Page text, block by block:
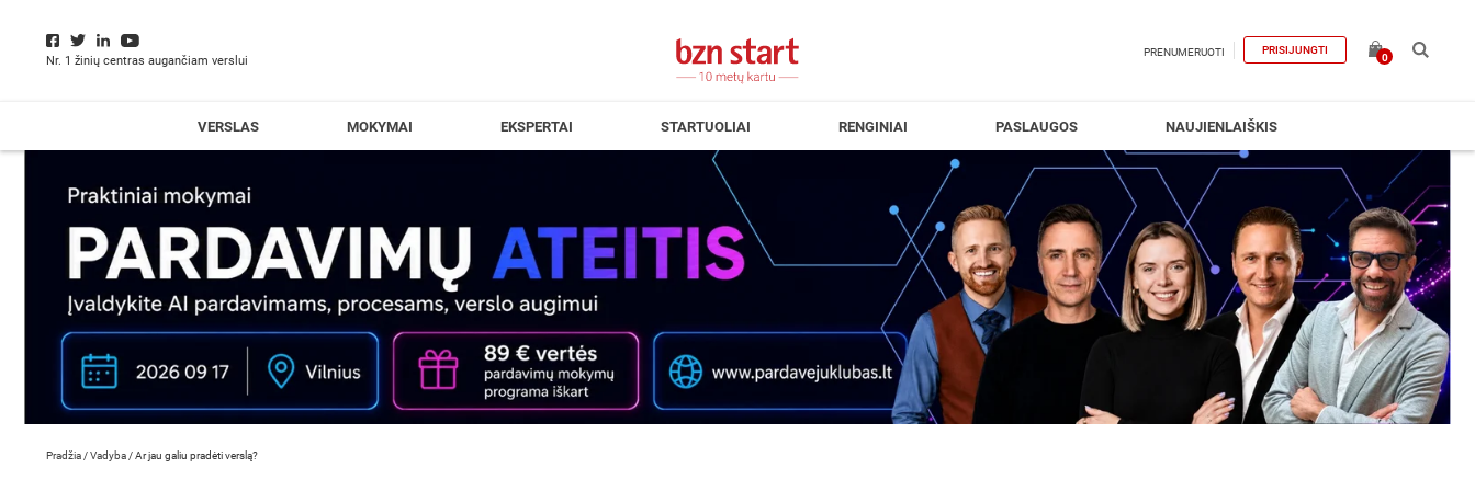
Nr. 1 žinių centras augančiam verslui
PRENUMERUOTI PRISIJUNGTI
0
VERSLAS MOKYMAI EKSPERTAI STARTUOLIAI RENGINIAI PASLAUGOS NAUJIENLAIŠKIS
Pradžia /Vadyba /Ar jau galiu pradėti verslą?